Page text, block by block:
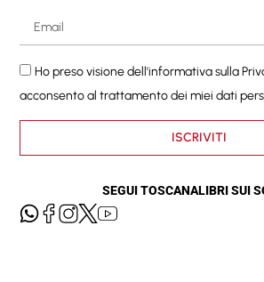
Ho preso visione dell'informativa sulla
acconsento al trattamento dei miei dati
ISCRIVITI
SEGUI TOSCANALIBRI SUI